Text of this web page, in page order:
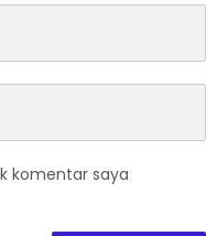
komentar saya